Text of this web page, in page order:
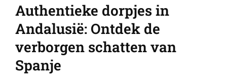
Authentieke dorpjes in
Andalusië: Ontdek de
verborgen schatten van
Spanje